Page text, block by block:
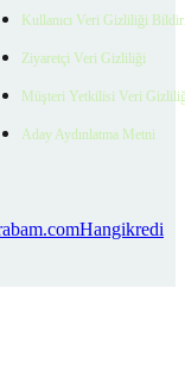
Kullanıcı Veri Gizliliği
Ziyaretçi Veri Gizliliği
Müşteri Yetkilisi Veri
Aday Aydınlatma Metni
Hangikredi